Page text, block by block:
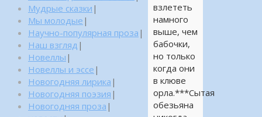
взлететь
намного
выше, чем
бабочки,
но только
когда они
в клюве
орла.***Сытая
обезьяна
Мудрые сказки |
Мы молодые |
Научно-популярная проза |
Наш взгляд |
Новеллы |
Новеллы и эссе |
Новогодняя лирика |
Новогодняя поэзия |
Новогодняя проза |